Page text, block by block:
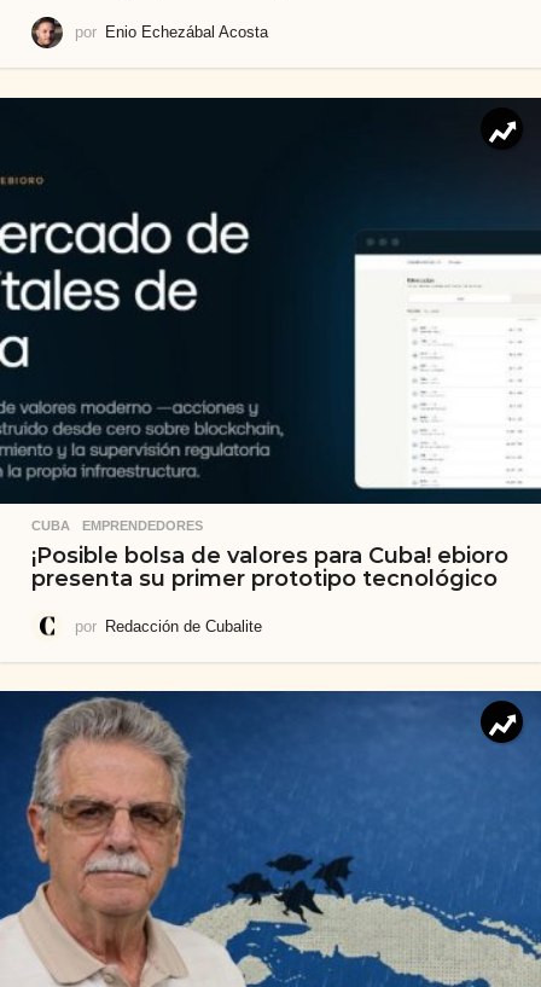
por Enio Echezábal Acosta
CUBA ,EMPRENDEDORES
¡Posible bolsa de valores para Cuba! ebioro
presenta su primer prototipo tecnológico
por Redacción de Cubalite